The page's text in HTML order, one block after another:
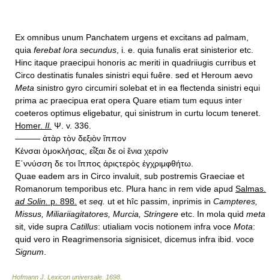
Ex omnibus unum Panchatem urgens et excitans ad palmam,
quia ferebat lora secundus , i. e. quia funalis erat sinisterior etc.
Hinc itaque praecipui honoris ac meriti in quadriiugis curribus et
Circo destinatis funales sinistri equi fuêre. sed et Heroum aevo
Meta sinistro gyro circumiri solebat et in ea flectenda sinistri equi
prima ac praecipua erat opera Quare etiam tum equus inter
coeteros optimus eligebatur, qui sinistrum in curtu locum teneret.
Homer. Il. Ψ. v. 336.
——— ἀτὰρ τὸν δεξιὸν ἵππον
Κένσαι ὁμοκλήσας, εἶξαι δε οἱ ἕνια χερσὶν
Ε᾿ννύσση δε τοι ἵππος ἀριςτερὸς ἐγχριμφθήτω.
Quae eadem ars in Circo invaluit, sub postremis Graeciae et
Romanorum temporibus etc. Plura hanc in rem vide apud Salmas.
ad Solin. p. 898. et seq. ut et hîc passim, inprimis in Campteres,
Missus, Miliariiagitatores, Murcia, Stringere etc. In mola quid meta
sit, vide supra Catillus: utialiam vocis notionem infra voce Mota:
quid vero in Reagrimensoria signisicet, dicemus infra ibid. voce
Signum
Hofmann J. Lexicon universale 1698